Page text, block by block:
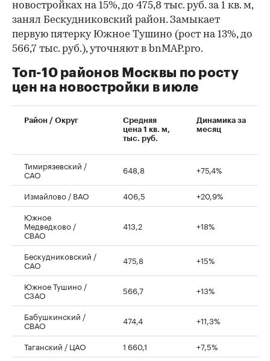
00:00 / 00:00
новостройках на 15%, до 475,8 тыс. руб. за 1 кв. м,
занял Бескудниковский район. Замыкает
первую пятерку Южное Тушино (рост на 13%, до
566,7 тыс. руб.), уточняют в bnMAP.pro.
Топ-10 районов Москвы по росту
цен на новостройки в июле
Район / Округ
Средняя
цена 1 кв. м,
тыс. руб.
Динамика за
месяц
Тимирязевский /
САО 648,8 +75,4%
Измайлово / ВАО 406,5
+20,9%
Южное
Медведково /
СВАО
413,2 +18%
Бескудниковский /
САО 475,8 +15%
Южное Тушино /
СЗАО 566,7 +13%
Бабушкинский /
СВАО 474,4 +11,3%
Таганский / ЦАО 1 660,1
+7,5%